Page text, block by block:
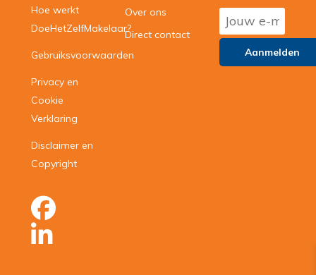
Hoe werkt
DoeHetZelfMakelaar?
Gebruiksvoorwaarden
Privacy en
Cookie
Verklaring
Disclaimer en
Copyright
Over ons
Direct contact